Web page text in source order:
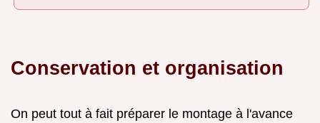
Conservation et organisation
On peut tout à fait préparer le montage à l'avance